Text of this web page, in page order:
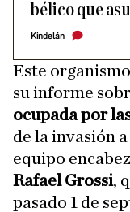
bélico que
Kindelán
Este
su informe
ocupada por
de la invasión
equipo
Rafael Grossi,
pasado 1 de